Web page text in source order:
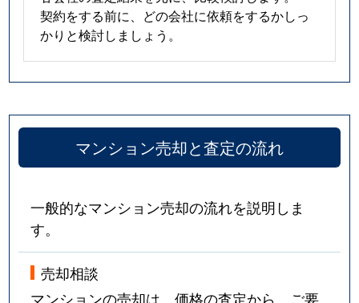
契約をする前に、どの会社に依頼をするかしっ
かりと検討しましょう。
マンション売却と査定の流れ
一般的なマンション売却の流れを説明しま
す。
売却相談
マンションの売却は、価格の査定から。ご要